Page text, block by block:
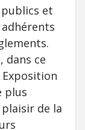
et
dans ce
plus
de la